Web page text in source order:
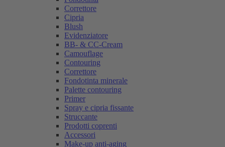
Correttore
Cipria
Blush
Evidenziatore
BB- & CC-Cream
Camouflage
Contouring
Correttore
Fondotinta minerale
Palette contouring
Primer
Spray e cipria fissante
Struccante
Prodotti coprenti
Accessori
Make-up anti-aging